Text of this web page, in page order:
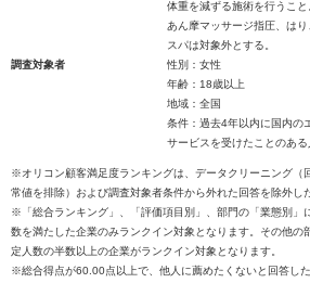
体重を減ずる施術を行うこと
あん摩マッサージ指圧、は
スパは対象外とする。
調査対象者
性別：女性
年齢：18歳以上
地域：全国
条件：過去4年以内に国内の
サービスを受けたことのある
※オリコン顧客満足度ランキングは、データクリーニング（
常値を排除）および調査対象者条件から外れた回答を除外し
※「総合ランキング」、「評価項目別」、部門の「業態別」
数を満たした企業のみランクイン対象となります。その他の
定人数の半数以上の企業がランクイン対象となります。
※総合得点が60.00点以上で、他人に薦めたくないと回答し